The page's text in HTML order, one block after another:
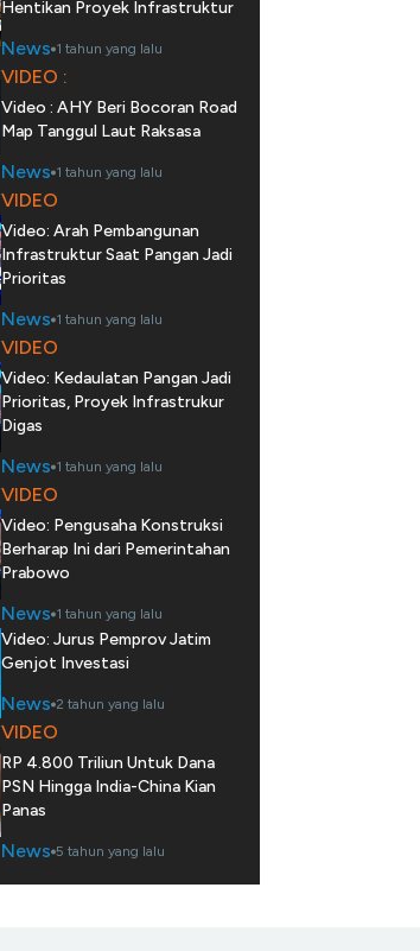
Hentikan Proyek Infrastruktur
News 1 tahun yang lalu
VIDEO :
Video : AHY Beri Bocoran Road
Map Tanggul Laut Raksasa
News 1 tahun yang lalu
VIDEO
Video: Arah Pembangunan
Infrastruktur Saat Pangan Jadi
Prioritas
News 1 tahun yang lalu
VIDEO
Video: Kedaulatan Pangan Jadi
Prioritas, Proyek Infrastrukur
Digas
News 1 tahun yang lalu
VIDEO
Video: Pengusaha Konstruksi
Berharap Ini dari Pemerintahan
Prabowo
News 1 tahun yang lalu
Video: Jurus Pemprov Jatim
Genjot Investasi
News 2 tahun yang lalu
VIDEO
RP 4.800 Triliun Untuk Dana
PSN Hingga India-China Kian
Panas
News 5 tahun yang lalu